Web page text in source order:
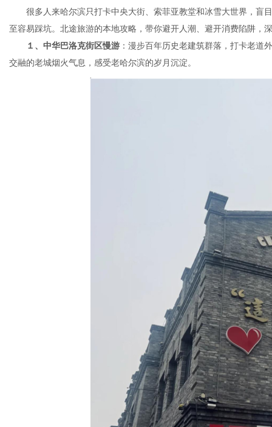
很多人来哈尔滨只打卡中央大街、索菲亚教堂和冰雪大世界，盲
至容易踩坑。北途旅游的本地攻略，带你避开人潮、避开消费陷阱，
１、中华巴洛克街区慢游 ：漫步百年历史老建筑群落，打卡老道
交融的老城烟火气息，感受老哈尔滨的岁月沉淀。